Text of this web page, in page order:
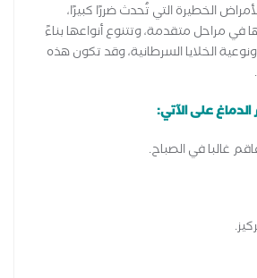
الخطيرة التي تُحدث ضررًا كبيرًا،
في مراحل متقدمة، وتتنوع أنواعها بناءً
الخلايا السرطانية، وقد تكون هذه
على الآتي:
غالبا في الصباح.